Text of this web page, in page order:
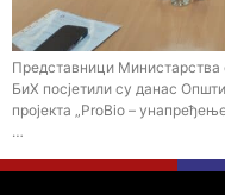
Представници Министарства
БиХ посјетили су данас
пројекта „ProBio –
…